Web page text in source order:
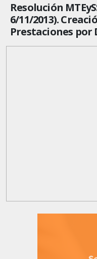
Resolución
6/11/2013).
Prestaciones por